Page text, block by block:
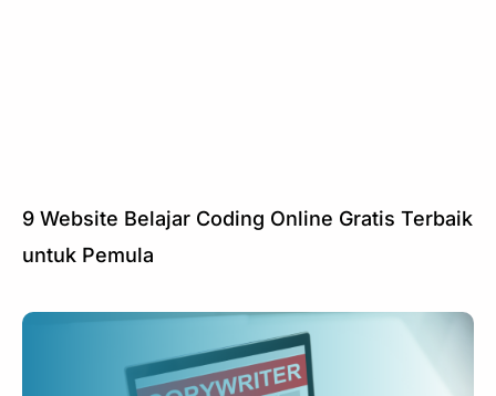
9 Website Belajar Coding Online Gratis Terbaik
untuk Pemula